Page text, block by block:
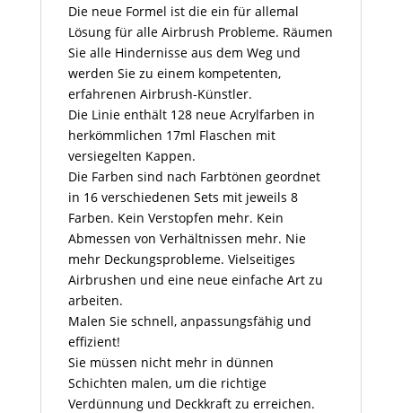
Die neue Formel ist die ein für allemal
Lösung für alle Airbrush Probleme. Räumen
Sie alle Hindernisse aus dem Weg und
werden Sie zu einem kompetenten,
erfahrenen Airbrush-Künstler.
Die Linie enthält 128 neue Acrylfarben in
herkömmlichen 17ml Flaschen mit
versiegelten Kappen.
Die Farben sind nach Farbtönen geordnet
in 16 verschiedenen Sets mit jeweils 8
Farben. Kein Verstopfen mehr. Kein
Abmessen von Verhältnissen mehr. Nie
mehr Deckungsprobleme. Vielseitiges
Airbrushen und eine neue einfache Art zu
arbeiten.
Malen Sie schnell, anpassungsfähig und
effizient!
Sie müssen nicht mehr in dünnen
Schichten malen, um die richtige
Verdünnung und Deckkraft zu erreichen.